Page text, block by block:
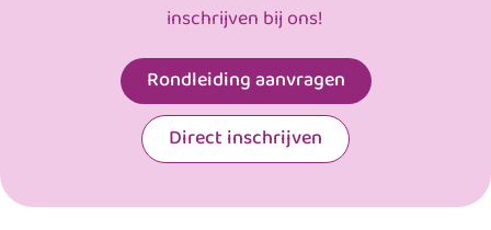
inschrijven bij ons!
Rondleiding aanvragen
Direct inschrijven